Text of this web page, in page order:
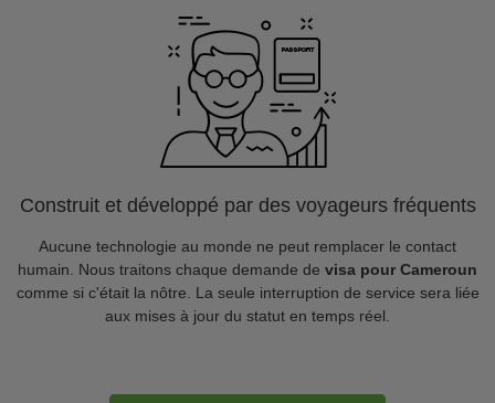
Construit et développé par des voyageurs fréquents
Aucune technologie au monde ne peut remplacer le contact
humain. Nous traitons chaque demande de visa pour Cameroun
comme si c'était la nôtre. La seule interruption de service sera liée
aux mises à jour du statut en temps réel.